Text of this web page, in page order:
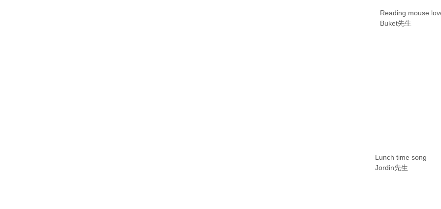
Reading mouse
Buket先生
Lunch time song
Jordin先生